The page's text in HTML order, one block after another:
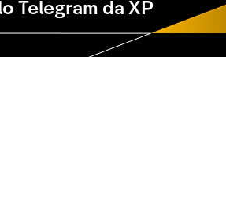
Telegram da XP